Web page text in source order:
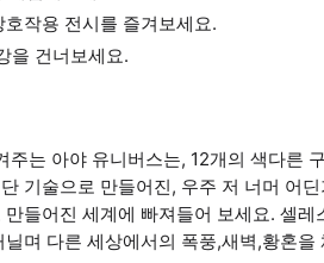
작용 전시를 즐겨보세요.
을 건너보세요.
는 아야 유니버스는, 12개의 색다른
기술으로 만들어진, 우주 저 너머 어
들어진 세계에 빠져들어 보세요. 셀
며 다른 세상에서의 폭풍,새벽,황혼을